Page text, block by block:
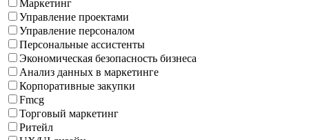
Маркетинг
Управление проектами
Управление персоналом
Персональные ассистенты
Экономическая безопасность бизнеса
Анализ данных в маркетинге
Корпоративные закупки
Fmcg
Торговый маркетинг
Ритейл